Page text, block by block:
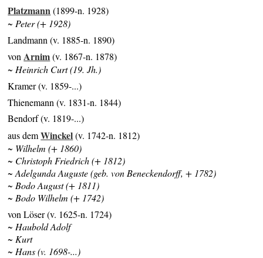
Platzmann(1899-n. 1928)
~ Peter (+ 1928)
Landmann (v. 1885-n. 1890)
vonArnim(v. 1867-n. 1878)
~ Heinrich Curt (19. Jh.)
Kramer (v. 1859-...)
Thienemann (v. 1831-n. 1844)
Bendorf (v. 1819-...)
aus demWinckel(v. 1742-n. 1812)
~ Wilhelm (+ 1860)
~ Christoph Friedrich (+ 1812)
~ Adelgunda Auguste (geb. von Beneckendorff, + 1782)
~ Bodo August (+ 1811)
~ Bodo Wilhelm (+ 1742)
von Löser (v. 1625-n. 1724)
~ Haubold Adolf
~ Kurt
~ Hans (v. 1698-...)